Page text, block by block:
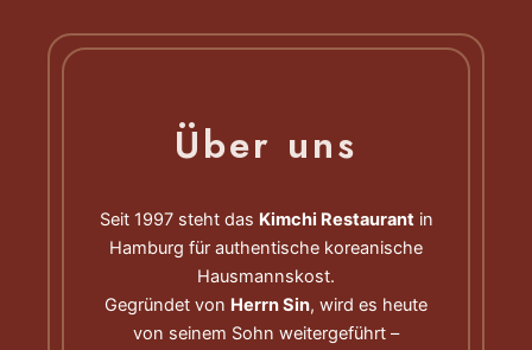
Über uns
Seit 1997 steht das Kimchi Restaurantin
Hamburg für authentische koreanische
Hausmannskost.
Gegründet von Herrn Sin, wird es heute
von seinem Sohn weitergeführt –